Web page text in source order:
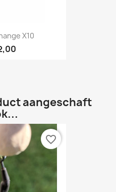
X10
aangeschaft
favorite_border